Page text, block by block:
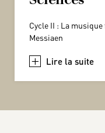
Cycle II : La
Messiaen
+